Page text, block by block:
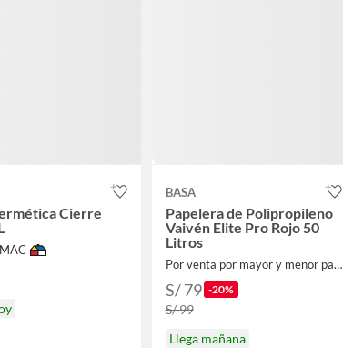
Cierre
BASA
Papelera de Polipropileno
Vaivén Elite Pro Rojo 50
Litros
Por venta por mayor y menor para el hogar
S/ 79 -20%
S/ 99
Llega mañana